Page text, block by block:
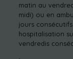
matin au
midi) ou en
jours
hospitalisation
vendredis